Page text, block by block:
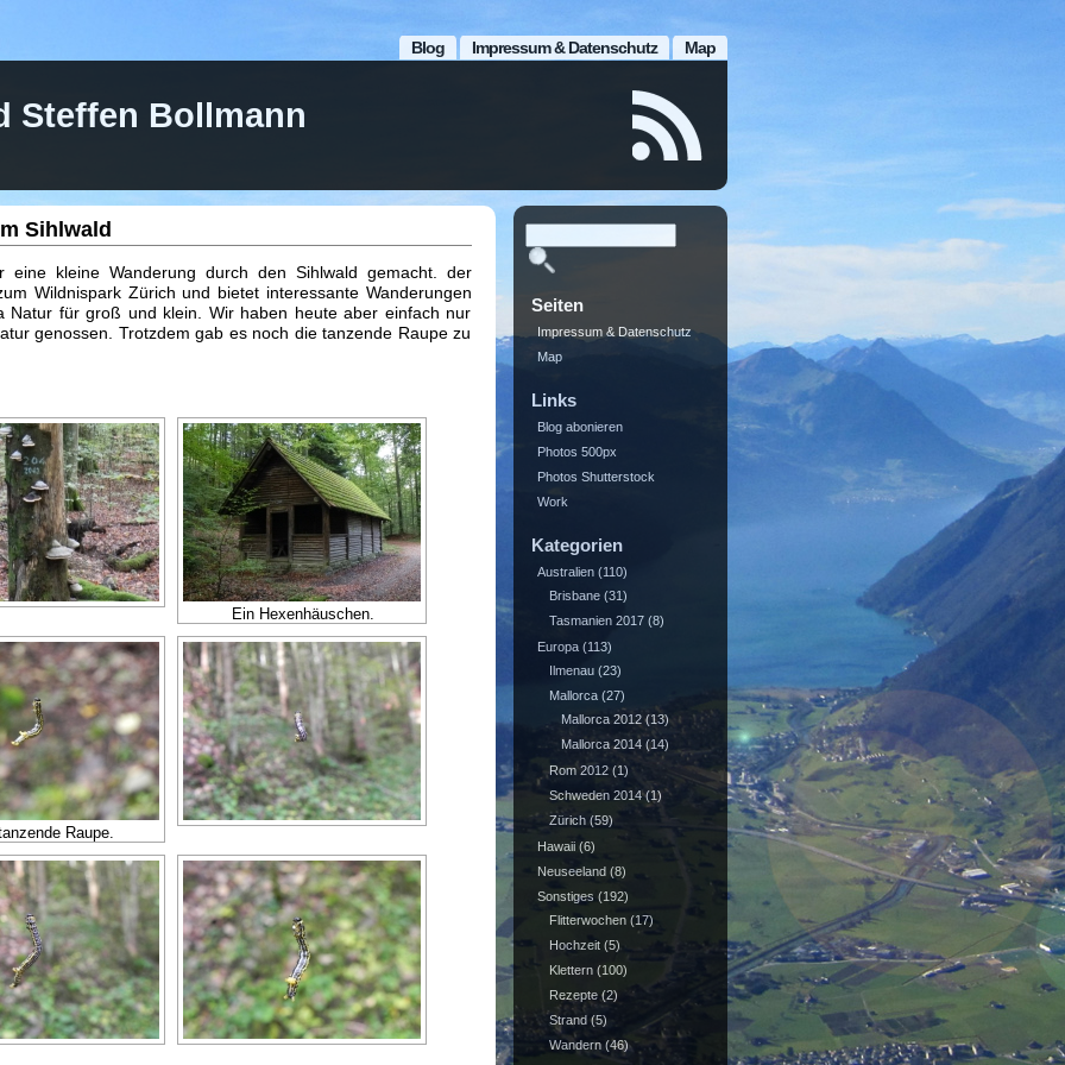
Map
Impressum & Datenschutz
Blog
Steffen Bollmann
Sihlwald
eine kleine Wanderung durch den Sihlwald gemacht. der
Wildnispark Zürich und bietet interessante Wanderungen
Natur für groß und klein. Wir haben heute aber einfach nur
genossen. Trotzdem gab es noch die tanzende Raupe zu
Ein Hexenhäuschen.
Raupe.
Seiten
Impressum & Datenschutz
Map
Links
Blog abonieren
Photos 500px
Photos Shutterstock
Work
Kategorien
Australien(110)
Brisbane(31)
Tasmanien 2017(8)
Europa(113)
Ilmenau(23)
Mallorca(27)
Mallorca 2012(13)
Mallorca 2014(14)
Rom 2012(1)
Schweden 2014(1)
Zürich(59)
Hawaii(6)
Neuseeland(8)
Sonstiges (192)
Flitterwochen(17)
Hochzeit(5)
Klettern(100)
Rezepte(2)
Strand(5)
Wandern(46)